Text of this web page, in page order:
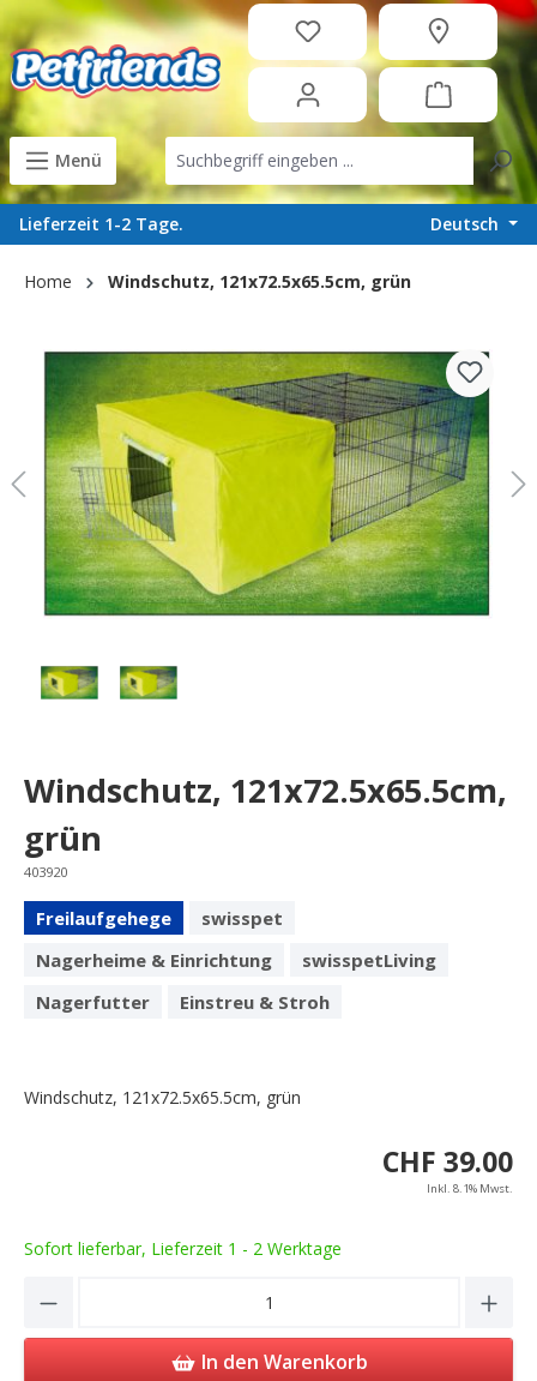
content
Menü
Lieferzeit 1-2 Tage. Deutsch
Home Windschutz, 121x72.5x65.5cm, grün
Windschutz, 121x72.5x65.5cm,
grün
403920
Freilaufgehege
swisspet
Nagerheime & Einrichtung
swisspetLiving
Nagerfutter
Einstreu & Stroh
Windschutz, 121x72.5x65.5cm, grün
CHF 39.00
Inkl. 8.1% Mwst.
Sofort lieferbar, Lieferzeit 1 - 2 Werktage
Product Quantity: Enter the desired
In den Warenkorb